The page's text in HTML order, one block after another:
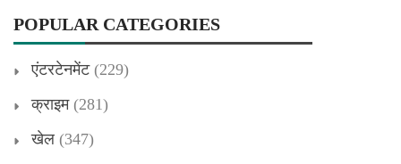
POPULAR CATEGORIES
एंटरटेनमेंट(229)
क्राइम(281)
खेल (347)